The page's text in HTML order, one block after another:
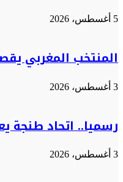
5 أغسطس، 2026
المنتخب المغربي
3 أغسطس، 2026
رسميا.. اتحاد طنجة
3 أغسطس، 2026